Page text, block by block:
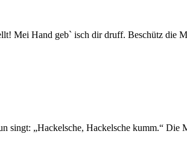
Mei Hand geb` isch dir druff. Beschütz die
„Hackelsche, Hackelsche kumm.“ Die